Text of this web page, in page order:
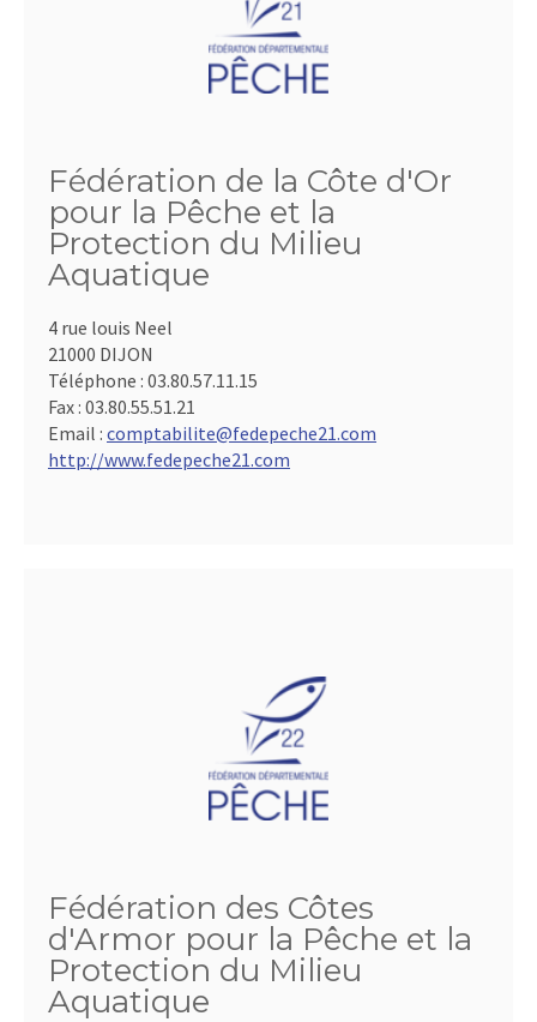
Fédération de la Côte d'Or
pour la Pêche et la
Protection du Milieu
Aquatique
4 rue louis Neel
21000 DIJON
Téléphone : 03.80.57.11.15
Fax : 03.80.55.51.21
Email : comptabilite@fedepeche21.com
http://www.fedepeche21.com
Fédération des Côtes
d'Armor pour la Pêche et la
Protection du Milieu
Aquatique